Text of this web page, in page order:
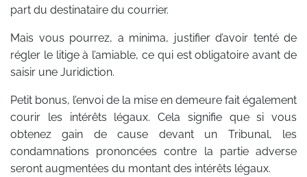
part du destinataire du courrier.
Mais vous pourrez, a minima, justifier d’avoir tenté de
régler le litige à l’amiable, ce qui est obligatoire avant de
saisir une Juridiction.
Petit bonus, l’envoi de la mise en demeure fait également
courir les intérêts légaux. Cela signifie que si vous
obtenez gain de cause devant un Tribunal, les
condamnations prononcées contre la partie adverse
seront augmentées du montant des intérêts légaux.